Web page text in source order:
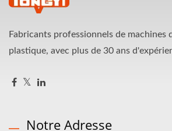
Fabricants professionnels de machines
plastique, avec plus de 30 ans
Notre Adresse